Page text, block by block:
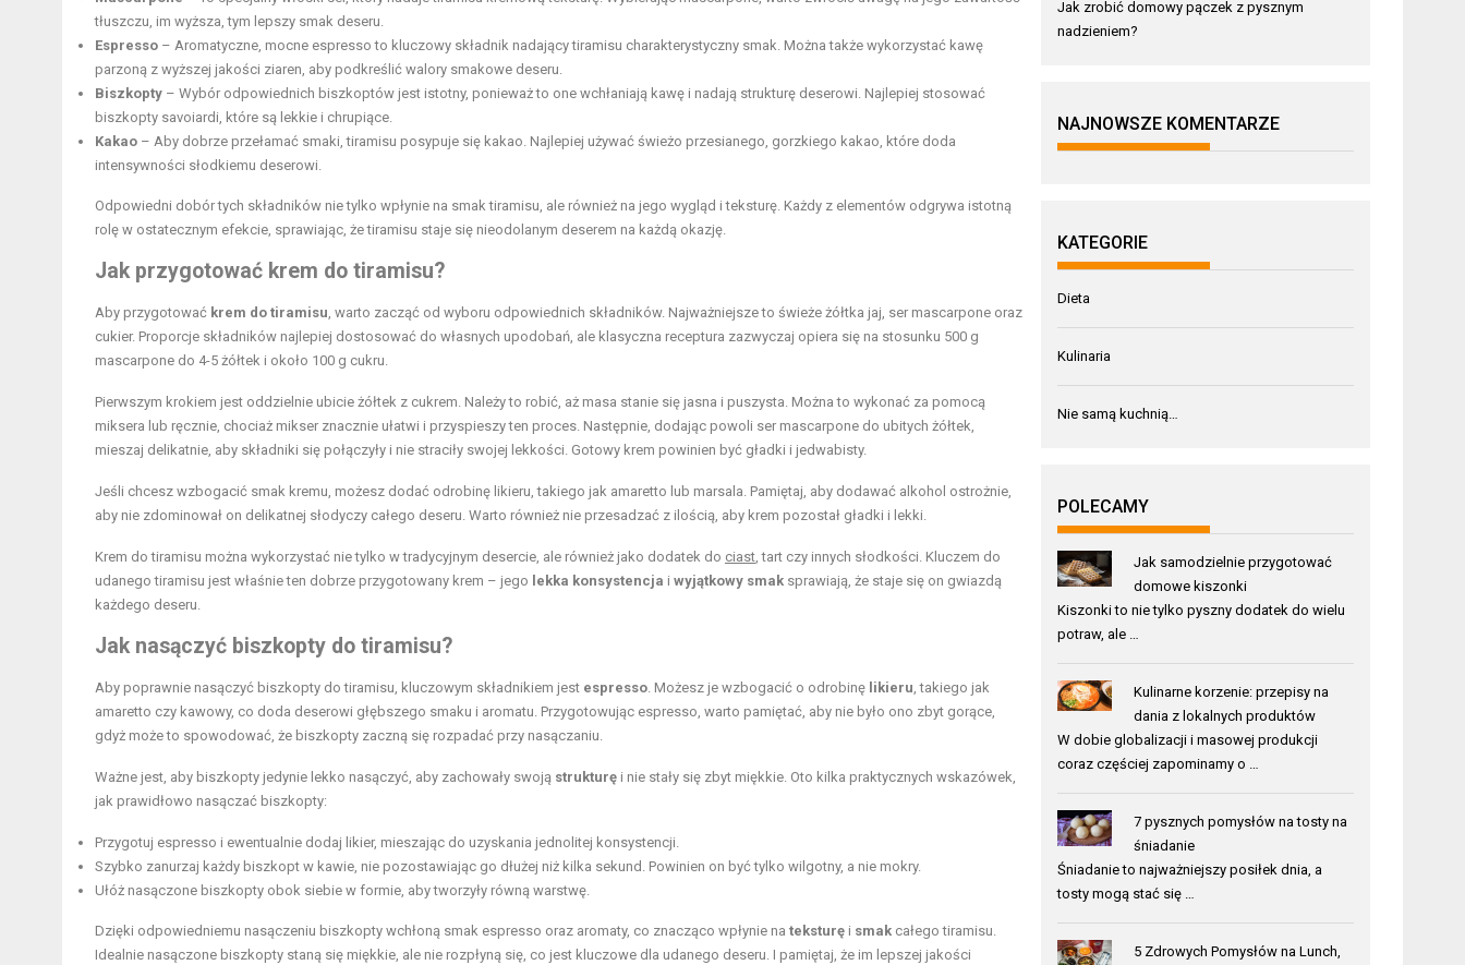
tłuszczu, im wyższa, tym lepszy smak deseru.
Espresso – Aromatyczne, mocne espresso to kluczowy składnik nadający tiramisu charakterystyczny smak. Można także wykorzystać kawę
parzoną z wyższej jakości ziaren, aby podkreślić walory smakowe deseru.
Biszkopty – Wybór odpowiednich biszkoptów jest istotny, ponieważ to one wchłaniają kawę i nadają strukturę deserowi. Najlepiej stosować
biszkopty savoiardi, które są lekkie i chrupiące.
Kakao – Aby dobrze przełamać smaki, tiramisu posypuje się kakao. Najlepiej używać świeżo przesianego, gorzkiego kakao, które doda
intensywności słodkiemu deserowi.
Odpowiedni dobór tych składników nie tylko wpłynie na smak tiramisu, ale również na jego wygląd i teksturę. Każdy z elementów odgrywa istotną
rolę w ostatecznym efekcie, sprawiając, że tiramisu staje się nieodolanym deserem na każdą okazję.
Jak przygotować krem do tiramisu?
Aby przygotować krem do tiramisu, warto zacząć od wyboru odpowiednich składników. Najważniejsze to świeże żółtka jaj, ser mascarpone oraz
cukier. Proporcje składników najlepiej dostosować do własnych upodobań, ale klasyczna receptura zazwyczaj opiera się na stosunku 500 g
mascarpone do 4-5 żółtek i około 100 g cukru.
Pierwszym krokiem jest oddzielnie ubicie żółtek z cukrem. Należy to robić, aż masa stanie się jasna i puszysta. Można to wykonać za pomocą
miksera lub ręcznie, chociaż mikser znacznie ułatwi i przyspieszy ten proces. Następnie, dodając powoli ser mascarpone do ubitych żółtek,
mieszaj delikatnie, aby składniki się połączyły i nie straciły swojej lekkości. Gotowy krem powinien być gładki i jedwabisty.
Jeśli chcesz wzbogacić smak kremu, możesz dodać odrobinę likieru, takiego jak amaretto lub marsala. Pamiętaj, aby dodawać alkohol ostrożnie,
aby nie zdominował on delikatnej słodyczy całego deseru. Warto również nie przesadzać z ilością, aby krem pozostał gładki i lekki.
Krem do tiramisu można wykorzystać nie tylko w tradycyjnym desercie, ale również jako dodatek do ciast, tart czy innych słodkości. Kluczem do
udanego tiramisu jest właśnie ten dobrze przygotowany krem – jego lekka konsystencja i wyjątkowy smak sprawiają, że staje się on gwiazdą
każdego deseru.
Jak nasączyć biszkopty do tiramisu?
Aby poprawnie nasączyć biszkopty do tiramisu, kluczowym składnikiem jest espresso. Możesz je wzbogacić o odrobinę likieru, takiego jak
amaretto czy kawowy, co doda deserowi głębszego smaku i aromatu. Przygotowując espresso, warto pamiętać, aby nie było ono zbyt gorące,
gdyż może to spowodować, że biszkopty zaczną się rozpadać przy nasączaniu.
Ważne jest, aby biszkopty jedynie lekko nasączyć, aby zachowały swoją strukturę i nie stały się zbyt miękkie. Oto kilka praktycznych wskazówek,
jak prawidłowo nasączać biszkopty:
Przygotuj espresso i ewentualnie dodaj likier, mieszając do uzyskania jednolitej konsystencji.
Szybko zanurzaj każdy biszkopt w kawie, nie pozostawiając go dłużej niż kilka sekund. Powinien on być tylko wilgotny, a nie mokry.
Ułóż nasączone biszkopty obok siebie w formie, aby tworzyły równą warstwę.
Dzięki odpowiedniemu nasączeniu biszkopty wchłoną smak espresso oraz aromaty, co znacząco wpłynie na teksturę i smak całego tiramisu.
Idealnie nasączone biszkopty staną się miękkie, ale nie rozpłyną się, co jest kluczowe dla udanego deseru. I pamiętaj, że im lepszej jakości
Jak zrobić domowy pączek z pysznym
nadzieniem?
NAJNOWSZE KOMENTARZE
KATEGORIE
Dieta
Kulinaria
Nie samą kuchnią…
POLECAMY
Jak samodzielnie przygotować
domowe kiszonki
Kiszonki to nie tylko pyszny dodatek do wielu
potraw, ale …
Kulinarne korzenie: przepisy na
dania z lokalnych produktów
W dobie globalizacji i masowej produkcji
coraz częściej zapominamy o …
7 pysznych pomysłów na tosty na
śniadanie
Śniadanie to najważniejszy posiłek dnia, a
tosty mogą stać się …
5 Zdrowych Pomysłów na Lunch,